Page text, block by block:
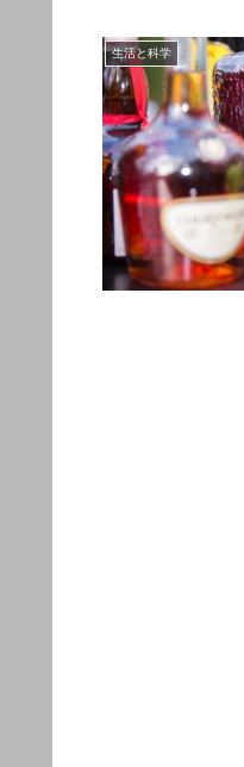
生活と科学